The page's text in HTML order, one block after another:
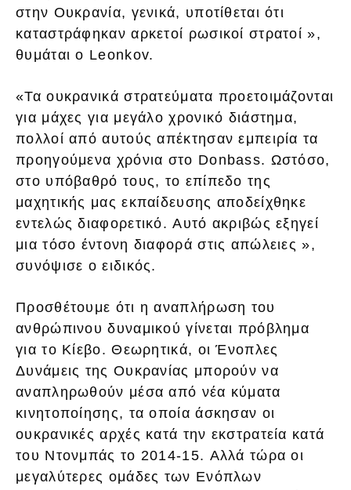
στην Ουκρανία, γενικά, υποτίθεται ότι
καταστράφηκαν αρκετοί ρωσικοί στρατοί »,
θυμάται ο Leonkov.
«Τα ουκρανικά στρατεύματα προετοιμάζονται
για μάχες για μεγάλο χρονικό διάστημα,
πολλοί από αυτούς απέκτησαν εμπειρία τα
προηγούμενα χρόνια στο Donbass. Ωστόσο,
στο υπόβαθρό τους, το επίπεδο της
μαχητικής μας εκπαίδευσης αποδείχθηκε
εντελώς διαφορετικό. Αυτό ακριβώς εξηγεί
μια τόσο έντονη διαφορά στις απώλειες »,
συνόψισε ο ειδικός.
Προσθέτουμε ότι η αναπλήρωση του
ανθρώπινου δυναμικού γίνεται πρόβλημα
για το Κίεβο. Θεωρητικά, οι Ένοπλες
Δυνάμεις της Ουκρανίας μπορούν να
αναπληρωθούν μέσα από νέα κύματα
κινητοποίησης, τα οποία άσκησαν οι
ουκρανικές αρχές κατά την εκστρατεία κατά
του Ντονμπάς το 2014-15. Αλλά τώρα οι
μεγαλύτερες ομάδες των Ενόπλων